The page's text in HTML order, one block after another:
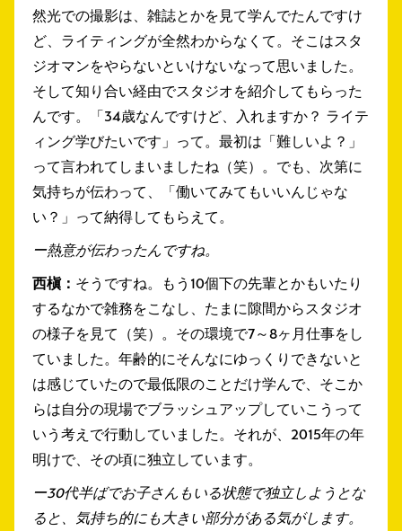
然光での撮影は、雑誌とかを見て学んでたんですけ
ど、ライティングが全然わからなくて。そこはスタ
ジオマンをやらないといけないなって思いました。
そして知り合い経由でスタジオを紹介してもらった
んです。「34歳なんですけど、入れますか？ ライテ
ィング学びたいです」って。最初は「難しいよ？」
って言われてしまいましたね（笑）。でも、次第に
気持ちが伝わって、「働いてみてもいいんじゃな
い？」って納得してもらえて。
ー熱意が伝わったんですね。
西槇： そうですね。もう10個下の先輩とかもいたり
するなかで雑務をこなし、たまに隙間からスタジオ
の様子を見て（笑）。その環境で7～8ヶ月仕事をし
ていました。年齢的にそんなにゆっくりできないと
は感じていたので最低限のことだけ学んで、そこか
らは自分の現場でブラッシュアップしていこうって
いう考えで行動していました。それが、2015年の年
明けで、その頃に独立しています。
ー30代半ばでお子さんもいる状態で独立しようとな
ると、気持ち的にも大きい部分がある気がします。